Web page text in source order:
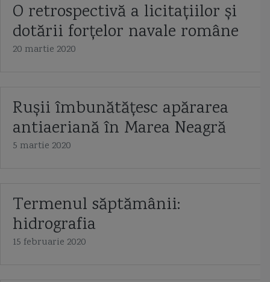
O retrospectivă a licitațiilor și
dotării forțelor navale române
20 martie 2020
Rușii îmbunătățesc apărarea
antiaeriană în Marea Neagră
5 martie 2020
Termenul săptămânii:
hidrografia
15 februarie 2020